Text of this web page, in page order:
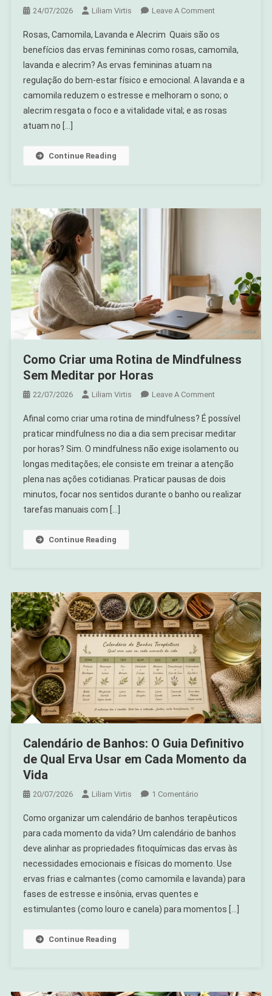
24/07/2026 Liliam Virtis Leave A CommentOn
Poder
Das
Femininas:
Como
Podem
Rosas, Camomila, Lavanda e Alecrim Quais são os
benefícios das ervas femininas como rosas, camomila,
lavanda e alecrim? As ervas femininas atuam na
regulação do bem-estar físico e emocional. A lavanda e a
camomila reduzem o estresse e melhoram o sono; o
alecrim resgata o foco e a vitalidade vital; e as rosas
atuam no […]
Continue Reading
Como Criar uma Rotina de Mindfulness
Sem Meditar por Horas
22/07/2026 Liliam Virtis Leave A CommentOn
Criar
Uma
Rotina
De
Mindfulness
Sem
Afinal como criar uma rotina de mindfulness? É possível
praticar mindfulness no dia a dia sem precisar meditar
por horas? Sim. O mindfulness não exige isolamento ou
longas meditações; ele consiste em treinar a atenção
plena nas ações cotidianas. Praticar pausas de dois
minutos, focar nos sentidos durante o banho ou realizar
tarefas manuais com […]
Continue Reading
Calendário de Banhos: O Guia Definitivo
de Qual Erva Usar em Cada Momento da
Vida
20/07/2026 Liliam Virtis 1 ComentárioEm
De
Banhos:
O
Guia
Definitivo
De
Como organizar um calendário de banhos terapêuticos
para cada momento da vida? Um calendário de banhos
deve alinhar as propriedades fitoquímicas das ervas às
necessidades emocionais e físicas do momento. Use
ervas frias e calmantes (como camomila e lavanda) para
fases de estresse e insônia, ervas quentes e
estimulantes (como louro e canela) para momentos […]
Continue Reading